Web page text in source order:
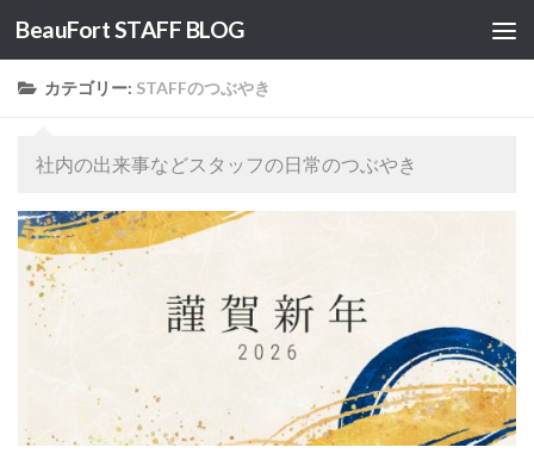
コンテンツへスキップ
BeauFort STAFF BLOG
カテゴリー: STAFFのつぶやき
社内の出来事などスタッフの日常のつぶやき